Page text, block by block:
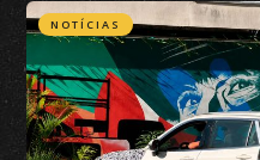
NOTÍCIAS